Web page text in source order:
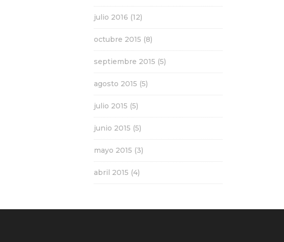
julio 2016 (12)
octubre 2015 (8)
septiembre 2015 (5)
agosto 2015 (5)
julio 2015 (5)
junio 2015 (5)
mayo 2015 (3)
abril 2015 (4)